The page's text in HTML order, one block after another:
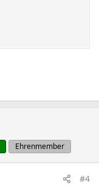
Ehrenmember
#4